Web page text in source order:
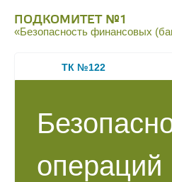
ПОДКОМИТЕТ №1
«Безопасность финансовых
ТК №122
операций